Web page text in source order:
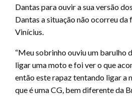
Dantas para ouvir a sua versão
Dantas a situação não ocorreu
Vinícius.
“Meu sobrinho ouviu um barulho
ligar uma moto e foi ver o que
então este rapaz tentando ligar a
que é uma CG, bem diferente da